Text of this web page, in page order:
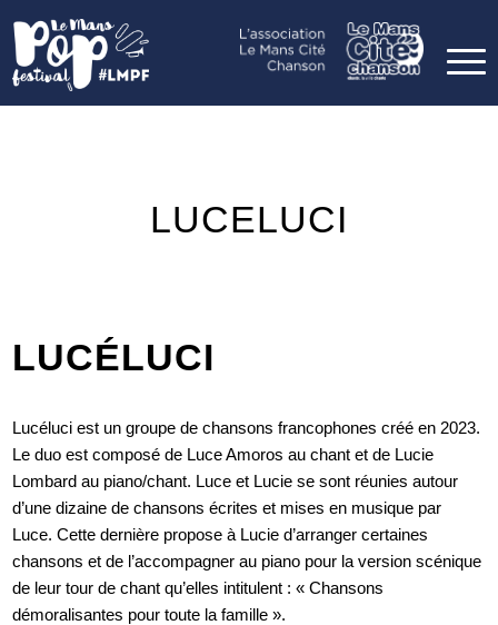
LUCELUCI
LUCÉLUCI
Lucéluci est un groupe de chansons francophones créé en 2023.
Le duo est composé de Luce Amoros au chant et de Lucie
Lombard au piano/chant. Luce et Lucie se sont réunies autour
d’une dizaine de chansons écrites et mises en musique par
Luce. Cette dernière propose à Lucie d’arranger certaines
chansons et de l’accompagner au piano pour la version scénique
de leur tour de chant qu’elles intitulent : « Chansons
démoralisantes pour toute la famille ».